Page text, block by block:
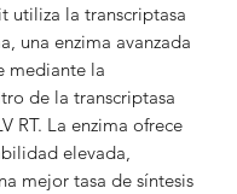
utiliza la transcriptasa
una enzima avanzada
mediante la
de la transcriptasa
RT. La enzima ofrece
elevada,
mejor tasa de síntesis